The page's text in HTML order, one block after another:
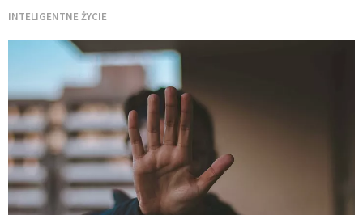
INTELIGENTNE ŻYCIE